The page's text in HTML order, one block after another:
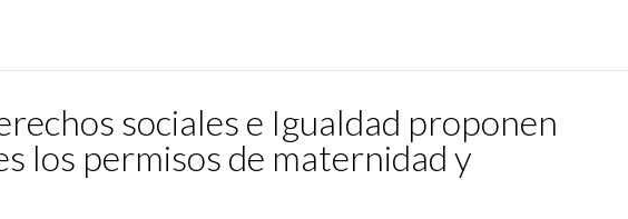
sociales e Igualdad proponen
los permisos de maternidad y